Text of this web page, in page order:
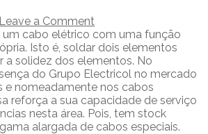
Leave a Comment
um cabo elétrico com uma função
Isto é, soldar dois elementos
a solidez dos elementos. No
do Grupo Electricol no mercado
e nomeadamente nos cabos
reforça a sua capacidade de serviço
nesta área. Pois, tem stock
alargada de cabos especiais.